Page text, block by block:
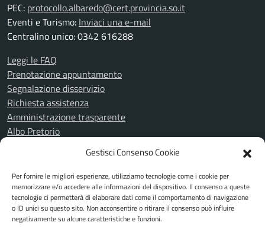
Gestisci Consenso Cookie
Per fornire le migliori esperienze, utilizziamo tecnologie come i cookie per
memorizzare e/o accedere alle informazioni del dispositivo. Il consenso a queste
tecnologie ci permetterà di elaborare dati come il comportamento di navigazione
o ID unici su questo sito. Non acconsentire o ritirare il consenso può influire
negativamente su alcune caratteristiche e funzioni.
PEC: protocollo.albaredo@cert.provincia.so.it
Eventi e Turismo: Inviaci una e-mail
Centralino unico: 0342 616288
Leggi le FAQ
Prenotazione appuntamento
Segnalazione disservizio
Richiesta assistenza
Amministrazione trasparente
Albo Pretorio
Note legali
Piano di miglioramento del sito
Dichiarazione di accessibilità
Feedback Accessibilità